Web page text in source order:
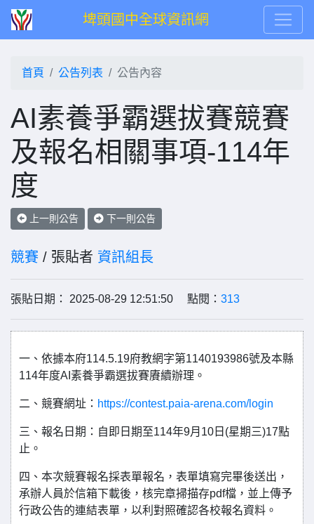
埤頭國中全球資訊網
首頁 公告列表 公告內容
AI素養爭霸選拔賽競賽
及報名相關事項-114年
度
上一則公告 下一則公告
競賽 / 張貼者 資訊組長
張貼日期： 2025-08-29 12:51:50 點閱： 313
一、依據本府114.5.19府教網字第1140193986號及本縣
114年度AI素養爭霸選拔賽賡續辦理。
二、競賽網址： https://contest.paia-arena.com/login
三、報名日期：自即日期至114年9月10日(星期三)17點
止。
四、本次競賽報名採表單報名，表單填寫完畢後送出，
承辦人員於信箱下載後，核完章掃描存pdf檔，並上傳予
行政公告的連結表單，以利對照確認各校報名資料。